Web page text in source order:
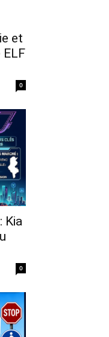
et
ELF
0
Kia
0